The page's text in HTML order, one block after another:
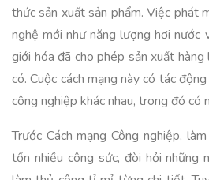
thức sản xuất sản phẩm. Việc phát
nghệ mới như năng lượng hơi nước
giới hóa đã cho phép sản xuất
có. Cuộc cách mạng này có tác
công nghiệp khác nhau, trong đó có
Trước Cách mạng Công nghiệp,
tốn nhiều công sức, đòi hỏi những